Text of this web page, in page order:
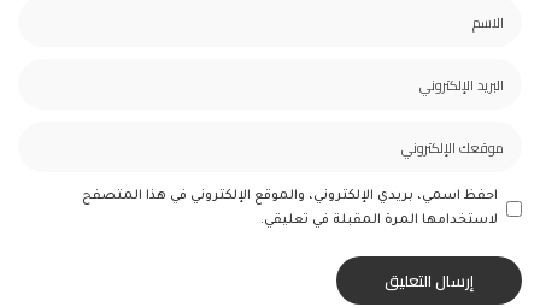
احفظ اسمي، بريدي الإلكتروني، والموقع الإلكتروني في هذا المتصفح
لاستخدامها المرة المقبلة في تعليقي.